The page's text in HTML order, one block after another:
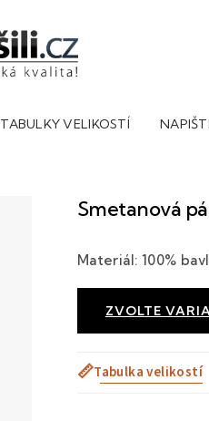
TABULKY VELIKOSTÍ
Smetanová
Materiál: 100%
ZVOLTE
📏Tabulka velikostí